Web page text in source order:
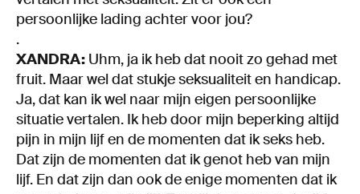
persoonlijke lading achter voor jou?
.
XANDRA: Uhm, ja ik heb dat nooit zo gehad met
fruit. Maar wel dat stukje seksualiteit en handicap.
Ja, dat kan ik wel naar mijn eigen persoonlijke
situatie vertalen. Ik heb door mijn beperking altijd
pijn in mijn lijf en de momenten dat ik seks heb.
Dat zijn de momenten dat ik genot heb van mijn
lijf. En dat zijn dan ook de enige momenten dat ik